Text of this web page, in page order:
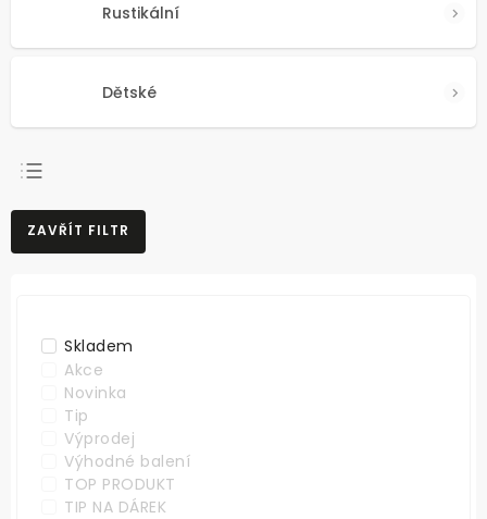
Rustikální
Dětské
NEJPRODÁVANĚJŠÍ
NEJLEVNĚJŠÍ
ZAVŘÍT FILTR
Skladem
Akce
Novinka
Tip
Výprodej
Výhodné balení
TOP PRODUKT
TIP NA DÁREK